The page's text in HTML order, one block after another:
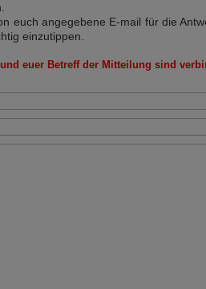
euch angegebene E-mail für die
einzutippen.
euer Betreff der Mitteilung sind